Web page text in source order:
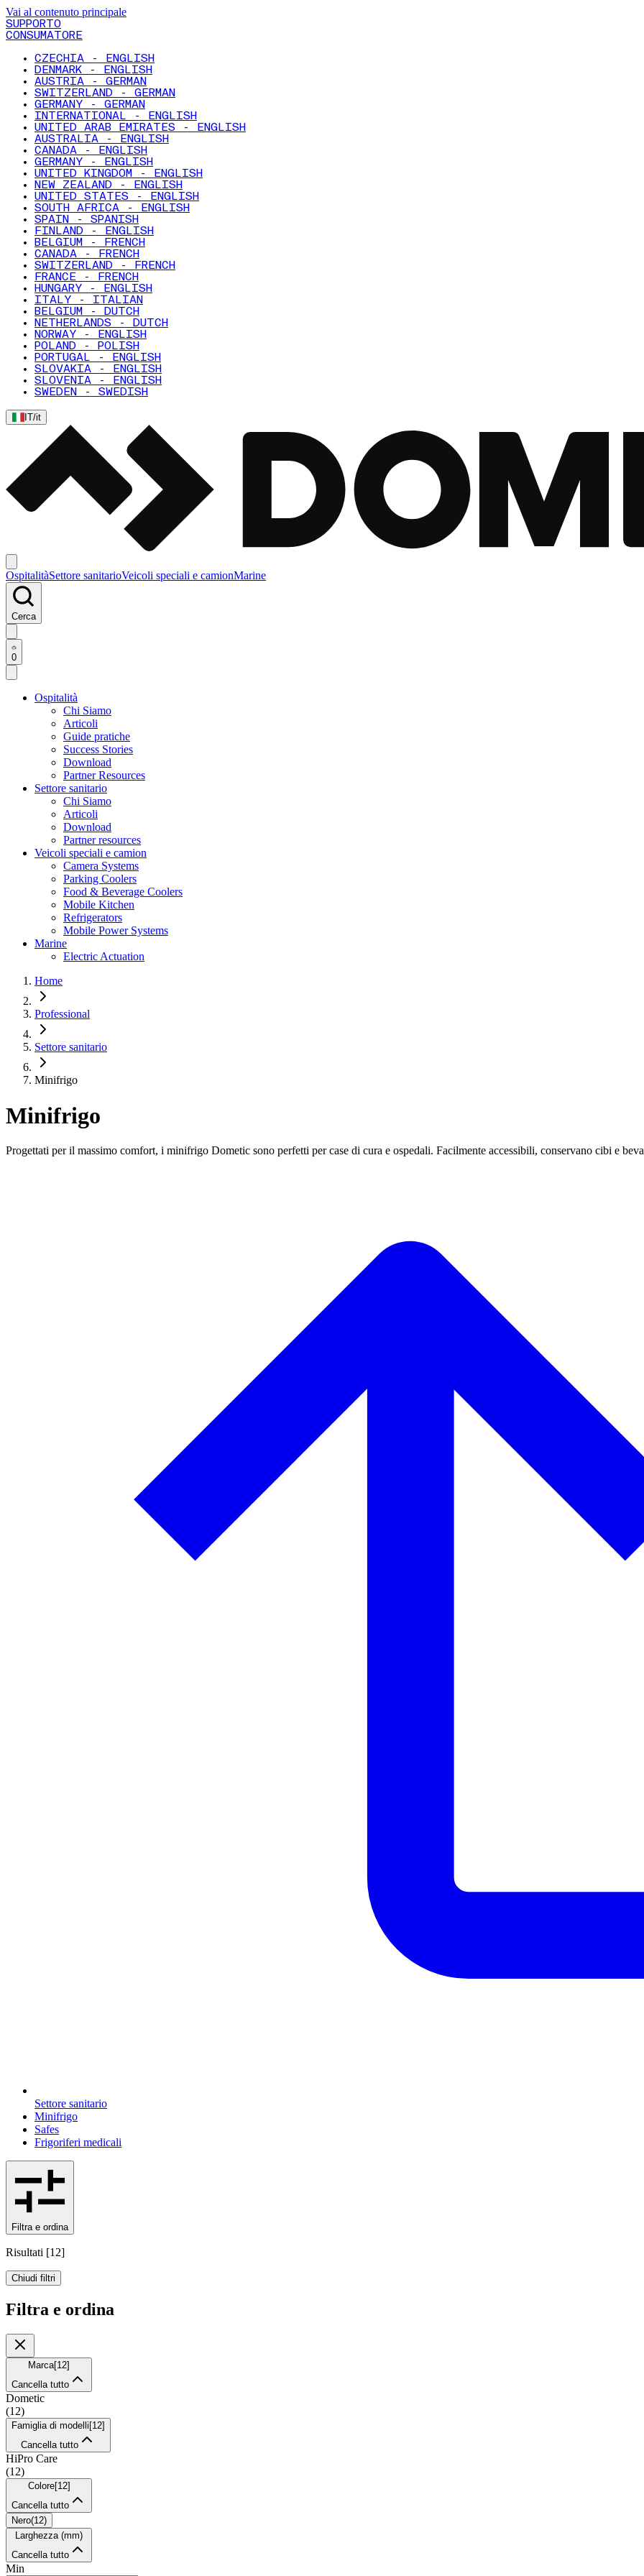
Vai al contenuto principale
SUPPORTO
CONSUMATORE
CZECHIA - ENGLISH
DENMARK - ENGLISH
AUSTRIA - GERMAN
SWITZERLAND - GERMAN
GERMANY - GERMAN
INTERNATIONAL - ENGLISH
UNITED ARAB EMIRATES - ENGLISH
AUSTRALIA - ENGLISH
CANADA - ENGLISH
GERMANY - ENGLISH
UNITED KINGDOM - ENGLISH
NEW ZEALAND - ENGLISH
UNITED STATES - ENGLISH
SOUTH AFRICA - ENGLISH
SPAIN - SPANISH
FINLAND - ENGLISH
BELGIUM - FRENCH
CANADA - FRENCH
SWITZERLAND - FRENCH
FRANCE - FRENCH
HUNGARY - ENGLISH
ITALY - ITALIAN
BELGIUM - DUTCH
NETHERLANDS - DUTCH
NORWAY - ENGLISH
POLAND - POLISH
PORTUGAL - ENGLISH
SLOVAKIA - ENGLISH
SLOVENIA - ENGLISH
SWEDEN - SWEDISH
IT/it
OspitalitàSettore sanitarioVeicoli speciali e camionMarine
Cerca
0
Ospitalità
Chi Siamo
Articoli
Guide pratiche
Success Stories
Download
Partner Resources
Settore sanitario
Chi Siamo
Articoli
Download
Partner resources
Veicoli speciali e camion
Camera Systems
Parking Coolers
Food & Beverage Coolers
Mobile Kitchen
Refrigerators
Mobile Power Systems
Marine
Electric Actuation
Home
Professional
Settore sanitario
Minifrigo
Minifrigo
Progettati per il massimo comfort, i minifrigo Dometic sono perfetti per case di cura e ospedali. Facilmente accessibili, conservano cibi e
Settore sanitario
Minifrigo
Safes
Frigoriferi medicali
Filtra e ordina
Risultati [12]
Chiudi filtri
Filtra e ordina
Marca[12]
Cancella tutto
Dometic
(12)
Famiglia di modelli [12]
Cancella tutto
HiPro Care
(12)
Colore[12]
Cancella tutto
Nero(12)
Larghezza (mm)
Cancella tutto
Min